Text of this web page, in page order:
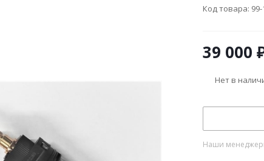
Код товара:
39 000
Нет в
Наши менеджеры